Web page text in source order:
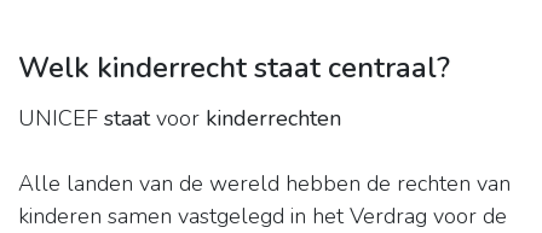
Welk kinderrecht staat centraal?
UNICEF staatvoor kinderrechten
Alle landen van de wereld hebben de rechten van
kinderen samen vastgelegd in het Verdrag voor de